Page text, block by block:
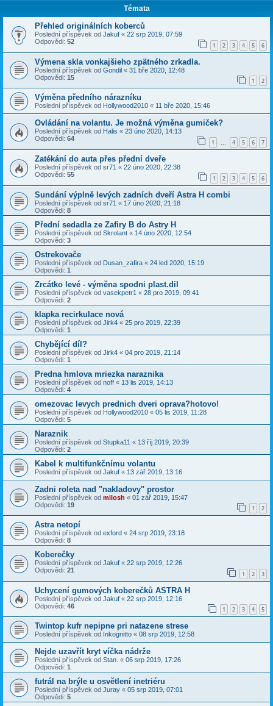
Témata
Přehled originálních koberců
Poslední příspěvek od Jakuf « 22 srp 2019, 07:59
Odpovědi: 52 1 2 3 4 5 6
Výmena skla vonkajšieho zpätného zrkadla.
Poslední příspěvek od Gondil « 31 bře 2020, 12:48
Odpovědi: 15 1 2
Výměna předního nárazníku
Poslední příspěvek od Hollywood2010 « 11 bře 2020, 15:46
Ovládání na volantu. Je možná výměna gumiček?
Poslední příspěvek od Halis « 23 úno 2020, 14:13
Odpovědi: 64 1 … 4 5 6 7
Zatékání do auta přes přední dveře
Poslední příspěvek od sr71 « 22 úno 2020, 22:38
Odpovědi: 55 1 2 3 4 5 6
Sundání výplně levých zadních dveří Astra H combi
Poslední příspěvek od sr71 « 17 úno 2020, 21:18
Odpovědi: 8
Přední sedadla ze Zafiry B do Astry H
Poslední příspěvek od Skrolant « 14 úno 2020, 12:54
Odpovědi: 3
Ostrekovače
Poslední příspěvek od Dusan_zafira « 24 led 2020, 15:19
Odpovědi: 1
Zrcátko levé - výměna spodni plast.dil
Poslední příspěvek od vasekpetr1 « 28 pro 2019, 09:41
Odpovědi: 2
klapka recirkulace nová
Poslední příspěvek od Jirk4 « 25 pro 2019, 22:39
Odpovědi: 1
Chybějící díl?
Poslední příspěvek od Jirk4 « 04 pro 2019, 21:14
Odpovědi: 1
Predna hmlova mriezka naraznika
Poslední příspěvek od noff « 13 lis 2019, 14:13
Odpovědi: 4
omezovac levych prednich dveri oprava?hotovo!
Poslední příspěvek od Hollywood2010 « 05 lis 2019, 11:28
Odpovědi: 5
Naraznik
Poslední příspěvek od Stupka11 « 13 říj 2019, 20:39
Odpovědi: 2
Kabel k multifunkčnímu volantu
Poslední příspěvek od Jakuf « 13 zář 2019, 13:16
Zadni roleta nad "nakladovy" prostor
Poslední příspěvek od milosh « 01 zář 2019, 15:47
Odpovědi: 19 1 2
Astra netopí
Poslední příspěvek od exford « 24 srp 2019, 23:18
Odpovědi: 8
Koberečky
Poslední příspěvek od Jakuf « 22 srp 2019, 12:26
Odpovědi: 21 1 2 3
Uchycení gumových koberečků ASTRA H
Poslední příspěvek od Jakuf « 22 srp 2019, 12:16
Odpovědi: 46 1 2 3 4 5
Twintop kufr nepipne pri natazene strese
Poslední příspěvek od Inkognitto « 08 srp 2019, 12:58
Nejde uzavřít kryt víčka nádrže
Poslední příspěvek od Stan. « 06 srp 2019, 17:26
Odpovědi: 1
futrál na brýle u osvětlení inetriéru
Poslední příspěvek od Juray « 05 srp 2019, 07:01
Odpovědi: 5